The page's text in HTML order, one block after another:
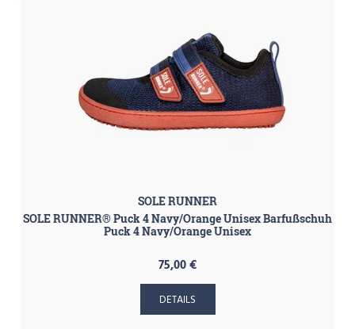
SOLE RUNNER
SOLE RUNNER® Puck 4 Navy/Orange Unisex Barfußschuh
Puck 4 Navy/Orange Unisex
75,00 €
DETAILS